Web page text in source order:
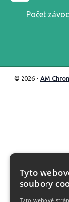
Počet
© 2026 - AM
Tyto
soubory
Tyto webové